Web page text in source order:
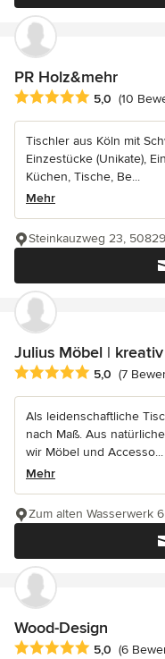
PR Holz&mehr
Durchschnittliche
5,0 (10
Tischler aus Köln mit
Einzestücke (Unikate),
Küchen, Tische, Be...
Mehr
Steinkauzweg 23,
Julius Möbel |
Durchschnittliche
5,0 (7
Als leidenschaftliche
nach Maß. Aus
wir Möbel und Accesso...
Mehr
Zum alten Wasserwerk
Wood-Design
Durchschnittliche
5,0 (6